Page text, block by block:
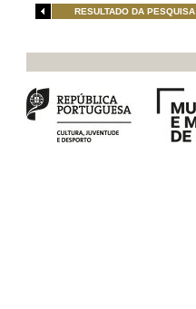
RESULTADO DA PESQUISA